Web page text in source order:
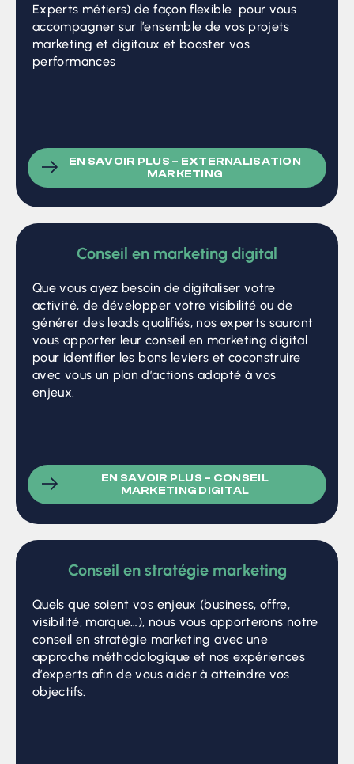
Experts métiers) de façon flexible pour vous
accompagner sur l’ensemble de vos projets
marketing et digitaux et booster vos
performances
EN SAVOIR PLUS – EXTERNALISATION
MARKETING
Conseil en marketing digital
Que vous ayez besoin de digitaliser votre
activité, de développer votre visibilité ou de
générer des leads qualifiés, nos experts sauront
vous apporter leur conseil en marketing digital
pour identifier les bons leviers et coconstruire
avec vous un plan d’actions adapté à vos
enjeux.
EN SAVOIR PLUS – CONSEIL
MARKETING DIGITAL
Conseil en stratégie marketing
Quels que soient vos enjeux (business, offre,
visibilité, marque…), nous vous apporterons notre
conseil en stratégie marketing avec une
approche méthodologique et nos expériences
d’experts afin de vous aider à atteindre vos
objectifs.